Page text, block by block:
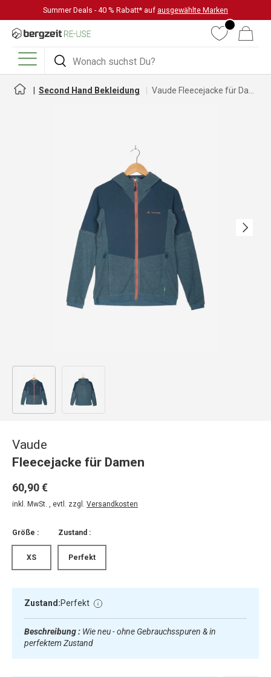
DIREKT ZUM INHALT
Summer Deals - 40 % Rabatt* auf ausgewählte Marken
Suchen
Suchen
WunschlisteWarenkorb
Menü
Second Hand Bekleidung
Nächste
Bild 1 in Galerieansicht laden
Vaude
Fleecejacke für Damen
60,90 €
inkl. MwSt. , evtl. zzgl. Versandkosten
Größe :
XS
Zustand :
Perfekt
Zustand:Perfekt
Beschreibung : Wie neu - ohne Gebrauchsspuren & in
perfektem Zustand